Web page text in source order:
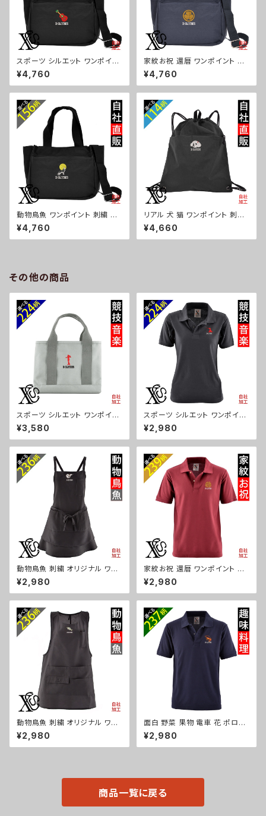
スポーツ シルエット ワンポイン
ト 刺繍トート ショルダーバッグ
カジュアル 軽量 レディース メン
ズ 雑貨 グッズ 自社ブランド 柄
バスケ テニス 和太鼓 大相撲 or
i-a-bg181-b08-s
¥4,760
家紋お祝 還暦 ワンポイント 刺
繍トート ショルダーバッグ カジ
ュアル 軽量 レディース メンズ
雑貨 グッズ 自社ブランド 柄 丸
木瓜 蔦 桐 ロゴ スカル ori-a-b
g181-b07-s
¥4,760
動物鳥魚 ワンポイント 刺繍 ト
ート ショルダーバッグ カジュア
ル 軽量 レディース メンズ 雑貨
グッズ 自社ブランド 柄 馬 豚 魚
¥4,760
リアル 犬 猫 ワンポイント 刺繍
撥水 ナイロン ナップサック メン
ズ 大容量 ジム サブバッグ レデ
ィース 雑貨 グッズ 自社ブランド
¥4,660
その他の商品
スポーツ シルエット ワンポイン
ト 刺繍 オリジナル 仕分け上手
ミニトートバッグ レディース 仕
切り 便利 トートバック メンズ グ
日 母の日 プレゼントギフト 卒
業 記念品 部活 卒団 サッカー
バスケ テニス 誕生日 ori-a-ba
g25-g08-s
¥3,580
スポーツ シルエット ワンポイン
ト 刺繍 半袖 ポロシャツ レディ
ース オリジナル 無地 ロゴ おし
ゃれ ゴルフ 吸汗速乾 黒 ブラッ
ップス グッズ 文字 面白い おも
しろ 卒団 記念品 部活 卒業 ori
-aw-poh2-b08-s
¥2,980
動物鳥魚 刺繍 オリジナル ワン
ポイント エプロン プレゼント ワ
ンピース レディース 撥水加工
おしゃれ かわいい フリル ティア
士 カフェ サロン ブラック 柄 馬
鳥 豚 魚 グッズ ori-a-tao13-b
06-s
¥2,980
家紋お祝 還暦 ワンポイント 刺
繍 オリジナル 半袖 ポロシャツ
メンズ 無地 ロゴ おしゃれ ゴル
フ 吸汗速乾 赤 レッド ワイン 父
瓜 桔梗 巴 藤 羽 菱 唐花 木瓜
蔦 桐 織田信長 徳川家康 ori-a
m-poh2-r07-s
¥2,980
動物鳥魚 刺繍 オリジナル ワン
ポイント エプロン プレゼント ワ
ンピース レディース 撥水加工
おしゃれ かわいい 脇ボタン マ
¥2,980
面白 野菜 果物 電車 花 ポロシ
ャツ リアル 刺繍 プレゼント 半
袖 メンズ オリジナル 無地 ワン
ポイント ロゴ おしゃれ ゴルフ
¥2,980
商品一覧に戻る